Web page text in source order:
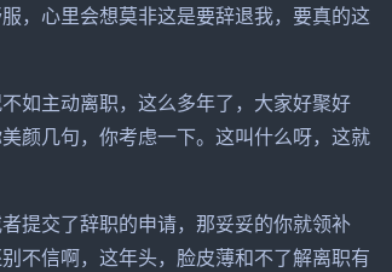
，心里会想莫非这是要辞退我，要真的这
如主动离职，这么多年了，大家好聚好
颜几句，你考虑一下。这叫什么呀，这就
提交了辞职的申请，那妥妥的你就领补
不信啊，这年头，脸皮薄和不了解离职有